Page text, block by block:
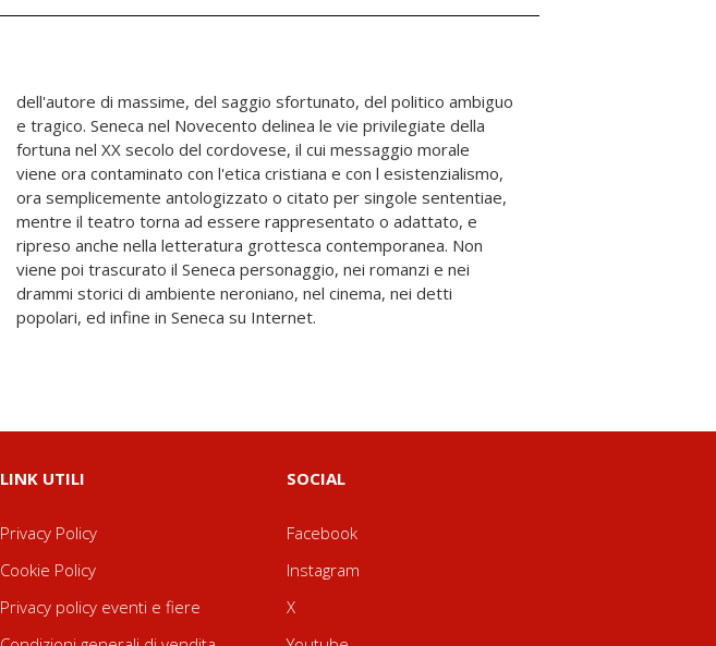
popolari, ed infine in Seneca su Internet.
LINK UTILI
Privacy Policy
Cookie Policy
Privacy policy eventi e fiere
SOCIAL
Facebook
Instagram
X